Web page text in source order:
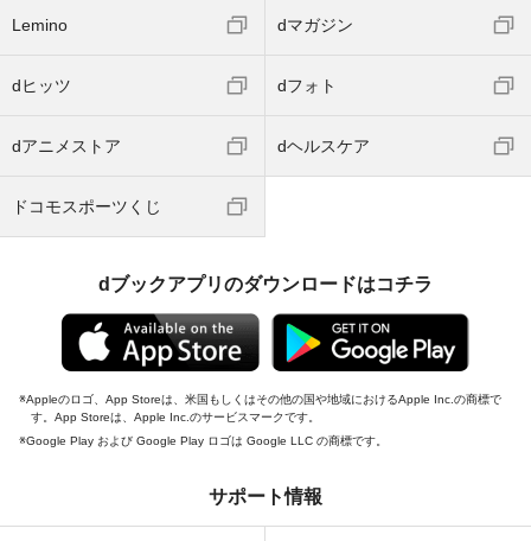
Lemino dマガジン
dヒッツ dフォト
dアニメストア dヘルスケア
ドコモスポーツくじ
dブックアプリのダウンロードはコチラ
Appleのロゴ、App Storeは、米国もしくはその他の国や地域におけるApple Inc.の商標で
す。App Storeは、Apple Inc.のサービスマークです。
Google Play および Google Play ロゴは Google LLC の商標です。
サポート情報